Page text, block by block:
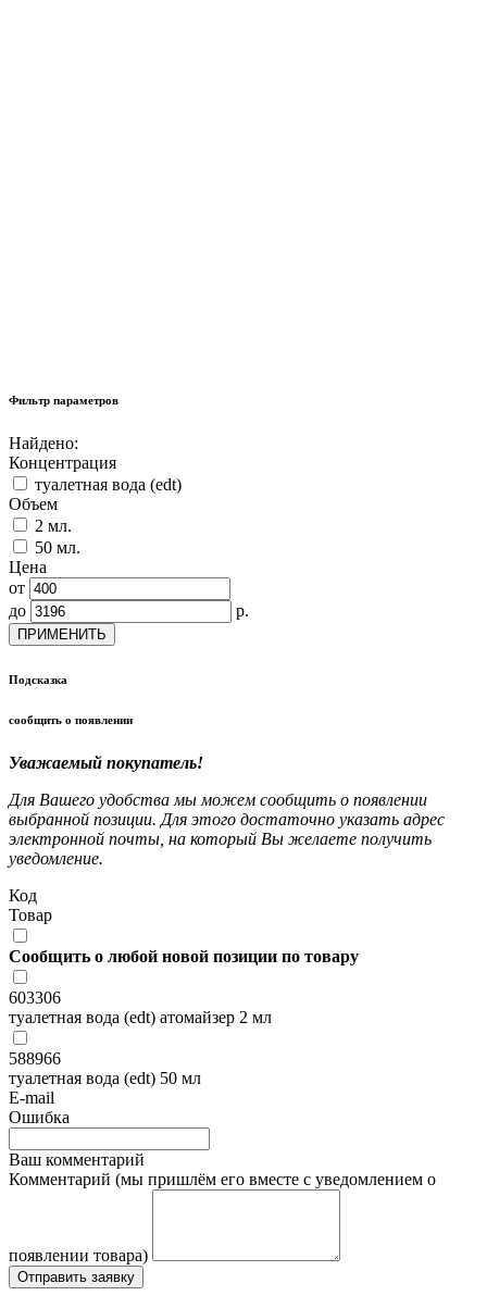
Фильтр параметров
Найдено:
Концентрация
туалетная вода (edt)
Объем
2 мл.
50 мл.
Цена
от
до
р.
ПРИМЕНИТЬ
Подсказка
сообщить о появлении
Уважаемый покупатель!
Для Вашего удобства мы можем сообщить о появлении
выбранной позиции. Для этого достаточно указать адрес
электронной почты, на который Вы желаете получить
уведомление.
Код
Товар
Сообщить о любой новой позиции по товару
603306
туалетная вода (edt) атомайзер 2 мл
588966
туалетная вода (edt) 50 мл
E-mail
Ошибка
Ваш комментарий
Комментарий (мы пришлём его вместе с уведомлением о
появлении товара)
Отправить заявку